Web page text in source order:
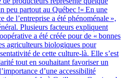
peu partout au Québec !« En une
de l’entreprise a été phénoménale »,
Plusieurs facteurs expliquent
a été créée pour de « bonnes
agriculteurs biologiques pour
de cette culture-là. Elle s’est
tout en souhaitant favoriser un
d’une accessibilité